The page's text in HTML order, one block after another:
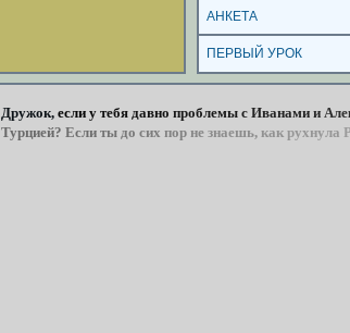
АНКЕТА
ПЕРВЫЙ УРОК
Дружок, если у тебя давно проблемы с Иванами и
Турцией? Если ты до сих пор не знаешь, как рухнула